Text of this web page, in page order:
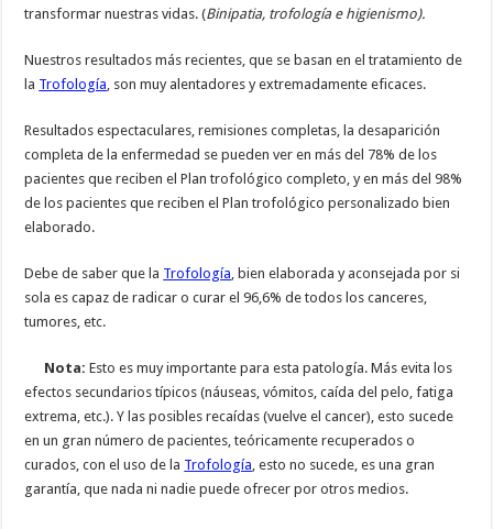
transformar nuestras vidas. (Binipatia, trofología e higienismo).
Nuestros resultados más recientes, que se basan en el tratamiento de
la Trofología, son muy alentadores y extremadamente eficaces.
Resultados espectaculares, remisiones completas, la desaparición
completa de la enfermedad se pueden ver en más del 78% de los
pacientes que reciben el Plan trofológico completo, y en más del 98%
de los pacientes que reciben el Plan trofológico personalizado bien
elaborado.
Debe de saber que la Trofología, bien elaborada y aconsejada por si
sola es capaz de radicar o curar el 96,6% de todos los canceres,
tumores, etc.
Nota:Esto es muy importante para esta patología. Más evita los
efectos secundarios típicos (náuseas, vómitos, caída del pelo, fatiga
extrema, etc.). Y las posibles recaídas (vuelve el cancer), esto sucede
en un gran número de pacientes, teóricamente recuperados o
curados, con el uso de la Trofología, esto no sucede, es una gran
garantía, que nada ni nadie puede ofrecer por otros medios.